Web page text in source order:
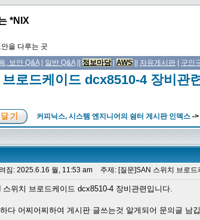
*NIX
을 다루는 곳
, 보안 Q&A| 일반 Q&A|| 정보마당| AWS 자유게시판 구인
로드케이드 dcx8510-4 장비관
커피닉스, 시스템 엔지니어의 쉼터 게시판 인덱스 ->
짐: 2025.6.16 월, 11:53 am 주제: [질문]SAN 스위치 브로
스위치 브로드케이드 dcx8510-4 장비관련입니다.
다 어찌어찌하여 게시판 글쓰는것 알게되어 문의글 남